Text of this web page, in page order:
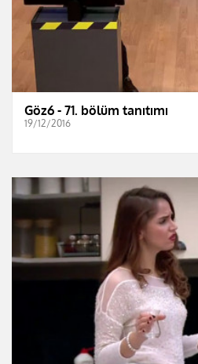
Göz6 - 71. bölüm tanıtımı
19/12/2016